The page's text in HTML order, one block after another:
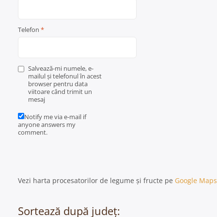
Telefon *
Salvează-mi numele, e-
mailul și telefonul în acest
browser pentru data
viitoare când trimit un
mesaj
Notify me via e-mail if
anyone answers my
comment.
Vezi harta procesatorilor de legume și fructe pe Google Maps
Sortează după județ: